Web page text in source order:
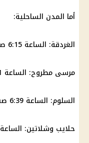
أما المدن الساحلية:
الغردقة: الساعة 6:15 صباحًا
مرسى مطروح: الساعة 6:31 صباحًا
السلوم: الساعة 6:39 صباحًا
حلايب وشلاتين: الساعة 6:14 – 6:16 صباحًا